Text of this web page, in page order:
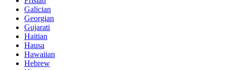
Galician
Georgian
Gujarati
Haitian
Hausa
Hawaiian
Hebrew